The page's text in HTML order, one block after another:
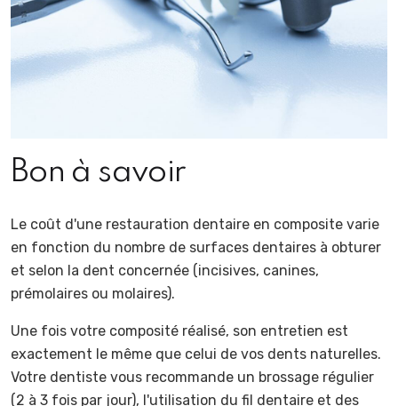
Bon à savoir
Le coût d'une restauration dentaire en composite varie
en fonction du nombre de surfaces dentaires à obturer
et selon la dent concernée (incisives, canines,
prémolaires ou molaires).
Une fois votre composité réalisé, son entretien est
exactement le même que celui de vos dents naturelles.
Votre dentiste vous recommande un brossage régulier
(2 à 3 fois par jour), l'utilisation du fil dentaire et des